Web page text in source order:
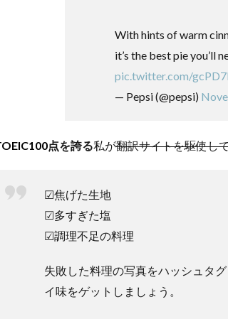
With hints of warm
it’s the best pie you’ll
pic.twitter.com/
— Pepsi (@pepsi)
点を誇る私が翻訳サイトを駆使し
☑焦げた生地
☑多すぎた塩
☑調理不足の料理
失敗した料理の写真をハッシュタグ
イ味をゲットしましょう。